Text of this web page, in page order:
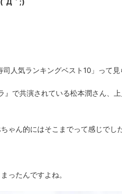
人気ランキングベスト10」って見
で共演されている松本潤さん
ゃん的にはそこまでって感じでし
ったんですよね。